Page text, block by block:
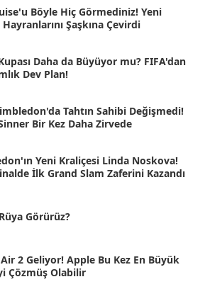
Böyle Hiç Görmediniz! Yeni
Şaşkına Çevirdi
Daha da Büyüyor mu? FIFA'dan
Dev Plan!
Tahtın Sahibi Değişmedi!
Bir Kez Daha Zirvede
Yeni Kraliçesi Linda Noskova!
İlk Grand Slam Zaferini Kazandı
Görürüz?
2 Geliyor! Apple Bu Kez En Büyük
Çözmüş Olabilir